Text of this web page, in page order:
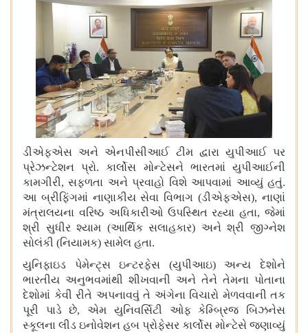
ડીએફએસ અને એનપીસીઆઈ ટીમ દ્વારા યુપીઆઈ પર
પ્રેઝન્ટેશન પ્રો.કાર્લોસ મોન્ટેસને ભારતમાં યુપીઆઈની
કામગીરી,સફળતા અને પ્રવાહો વિશે આપવામાં આવ્યું હતું.
આ બ્રીફિંગમાં નાણાકીય સેવા વિભાગ(ડીએફએસ),નાણાં
મંત્રાલયના વરિષ્ઠ અધિકારીઓ ઉપસ્થિત રહ્યા હતા,જેમાં
શ્રી સુધીર શ્યામ (આર્થિક સલાહકાર) અને શ્રી જીગ્નેશ
સોલંકી (નિયામક) સામેલ હતા.
યુનિફાઇડ પેમેન્ટ્સ ઇન્ટરફેસ (યુપીઆઇ)અન્ય દેશોને
ભારતીય અનુભવમાંથી શીખવાની અને તેને તેમના પોતાના
દેશોમાં કેવી રીતે અપનાવવું તે અંગેના વિચારો મેળવવાની તક
પૂરી પાડે છે,એમ યુનિવર્સિટી ઓફ કેમ્બ્રિજ બિઝનેસ
સ્કૂલના લીડ ઇનોવેશન હબ પ્રોફેસર કાર્લોસ મોન્ટેસે જણાવ્યું